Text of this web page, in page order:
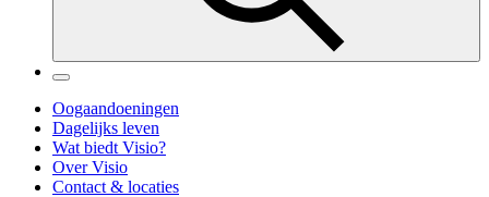
Oogaandoeningen
Dagelijks leven
Wat biedt Visio?
Over Visio
Contact & locaties